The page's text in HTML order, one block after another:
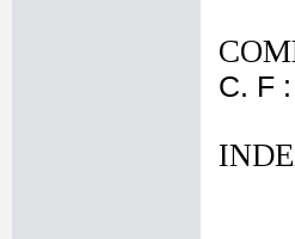
C. F